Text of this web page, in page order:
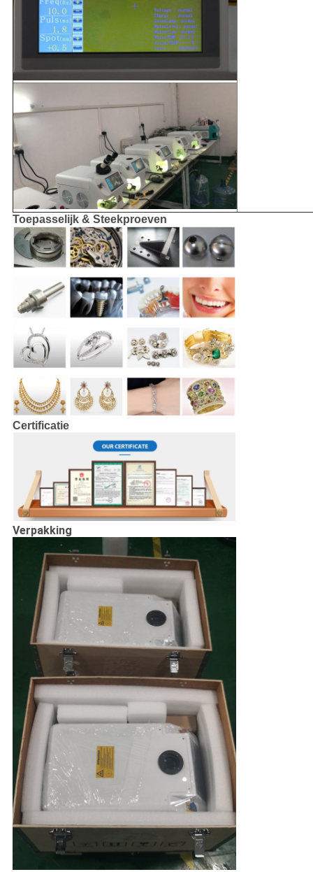
Toepasselijk & Steekproeven
Certificatie
Verpakking